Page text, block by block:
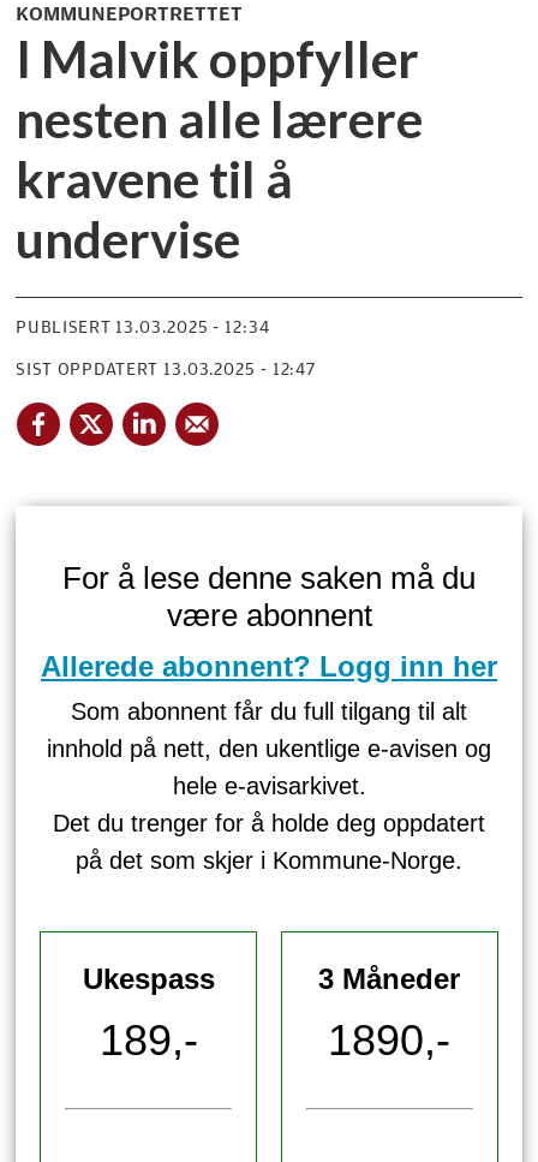
KOMMUNEPORTRETTET
I Malvik oppfyller
nesten alle lærere
kravene til å
undervise
PUBLISERT 13.03.2025 - 12:34
SIST OPPDATERT 13.03.2025 - 12:47
For å lese denne saken må du
være abonnent
Allerede abonnent? Logg inn her
Som abonnent får du full tilgang til alt
innhold på nett, den ukentlige e-avisen og
hele e-avisarkivet.
Det du trenger for å holde deg oppdatert
på det som skjer i Kommune-Norge.
Ukespass
189,-
3 Måneder
1890,-